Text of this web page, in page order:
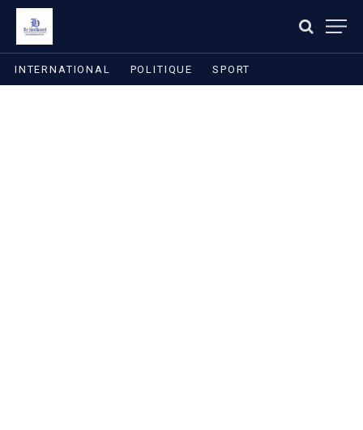
INTERNATIONAL POLITIQUE SPORT